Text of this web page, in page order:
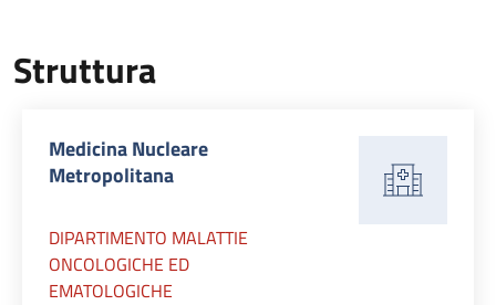
Struttura
Medicina Nucleare
Metropolitana
DIPARTIMENTO MALATTIE
ONCOLOGICHE ED
EMATOLOGICHE